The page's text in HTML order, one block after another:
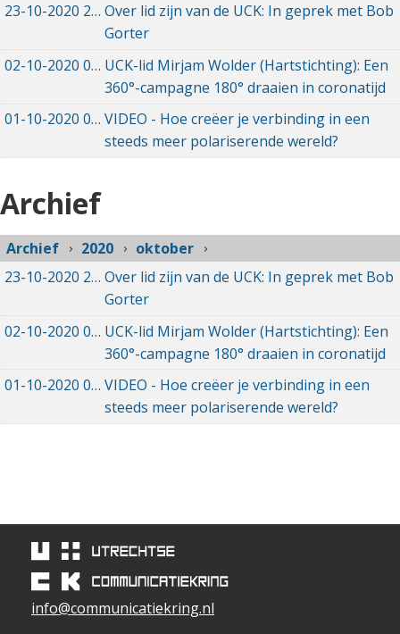
23-10-2020 23-10-2020 16:08
Over lid zijn van de UCK: In geprek met Bob
Gorter
02-10-2020 02-10-2020 17:31
UCK-lid Mirjam Wolder (Hartstichting): Een
360°-campagne 180° draaien in coronatijd
01-10-2020 01-10-2020 21:08
VIDEO - Hoe creëer je verbinding in een
steeds meer polariserende wereld?
Archief
Archief 2020
oktober
23-10-2020 23-10-2020 16:08
Over lid zijn van de UCK: In geprek met Bob
Gorter
02-10-2020 02-10-2020 17:31
UCK-lid Mirjam Wolder (Hartstichting): Een
360°-campagne 180° draaien in coronatijd
01-10-2020 01-10-2020 21:08
VIDEO - Hoe creëer je verbinding in een
steeds meer polariserende wereld?
info@communicatiekring.nl